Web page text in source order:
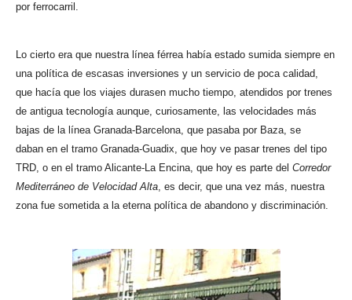
por ferrocarril.
Lo cierto era que nuestra línea férrea había estado sumida siempre en
una política de escasas inversiones y un servicio de poca calidad,
que hacía que los viajes durasen mucho tiempo, atendidos por trenes
de antigua tecnología aunque, curiosamente, las velocidades más
bajas de la línea Granada-Barcelona, que pasaba por Baza, se
daban en el tramo Granada-Guadix, que hoy ve pasar trenes del tipo
TRD, o en el tramo Alicante-La Encina, que hoy es parte del Corredor
Mediterráneo de Velocidad Alta, es decir, que una vez más, nuestra
zona fue sometida a la eterna política de abandono y discriminación.